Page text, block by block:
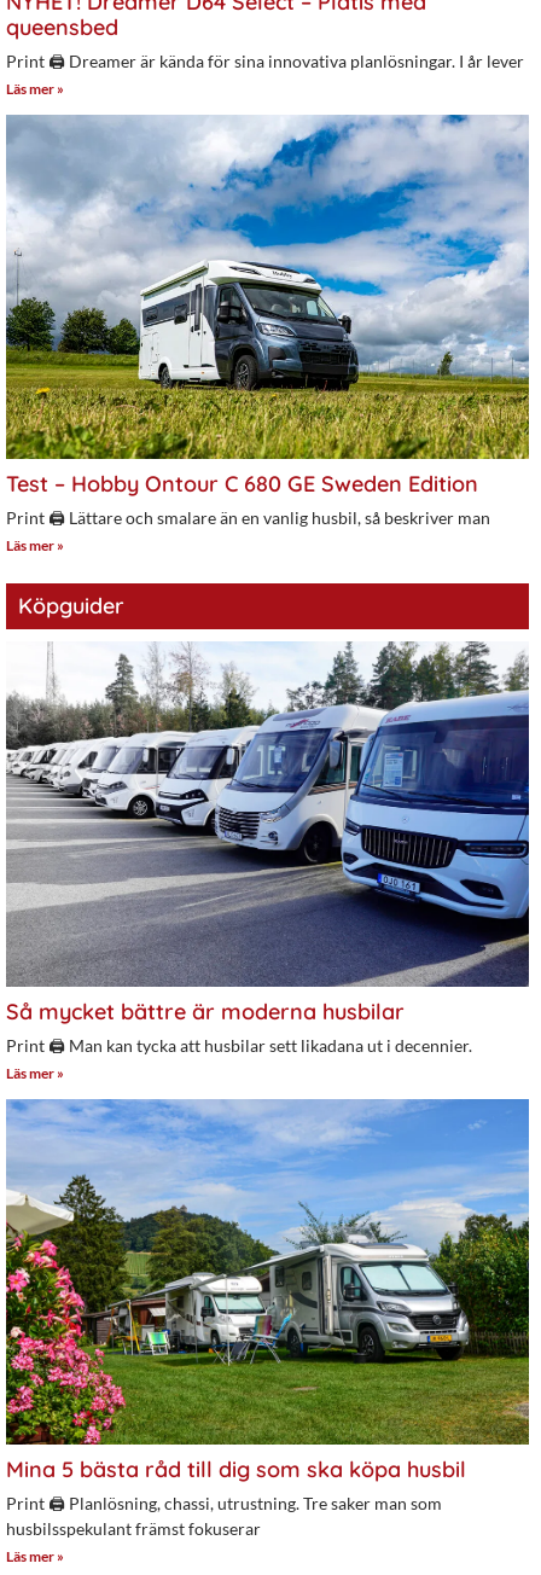
queensbed
Print 🖨 Dreamer är kända för sina innovativa planlösningar. I år lever
Läs mer »
Test – Hobby Ontour C 680 GE Sweden Edition
Print 🖨 Lättare och smalare än en vanlig husbil, så beskriver man
Läs mer »
Köpguider
Så mycket bättre är moderna husbilar
Print 🖨 Man kan tycka att husbilar sett likadana ut i decennier.
Läs mer »
Mina 5 bästa råd till dig som ska köpa husbil
Print 🖨 Planlösning, chassi, utrustning. Tre saker man som
husbilsspekulant främst fokuserar
Läs mer »